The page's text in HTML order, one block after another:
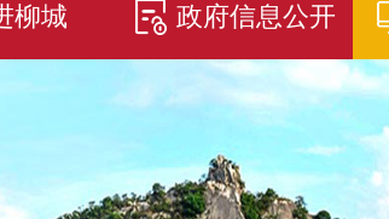
柳城 政府信息公开